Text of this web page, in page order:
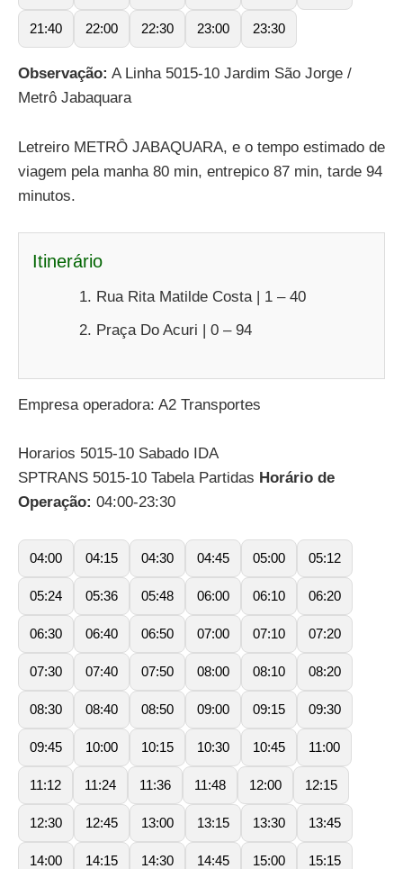
21:40 22:00 22:30 23:00 23:30
Observação: A Linha 5015-10 Jardim São Jorge /
Metrô Jabaquara
Letreiro METRÔ JABAQUARA, e o tempo estimado de
viagem pela manha 80 min, entrepico 87 min, tarde 94
minutos.
Itinerário
Rua Rita Matilde Costa | 1 – 40
Praça Do Acuri | 0 – 94
Empresa operadora: A2 Transportes
Horarios 5015-10 Sabado IDA
SPTRANS 5015-10 Tabela Partidas Horário de
Operação: 04:00-23:30
04:00 04:15 04:30 04:45 05:00 05:12
05:24 05:36 05:48 06:00 06:10 06:20
06:30 06:40 06:50 07:00 07:10 07:20
07:30 07:40 07:50 08:00 08:10 08:20
08:30 08:40 08:50 09:00 09:15 09:30
09:45 10:00 10:15 10:30 10:45 11:00
11:12 11:24 11:36 11:48 12:00 12:15
12:30 12:45 13:00 13:15 13:30 13:45
14:00 14:15 14:30 14:45 15:00 15:15